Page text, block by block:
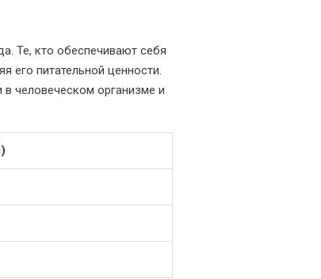
Те, кто обеспечивают себя
его питательной ценности.
человеческом организме и